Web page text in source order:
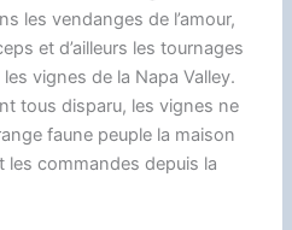
les vendanges de l’amour,
et d’ailleurs les tournages
vignes de la Napa Valley.
tous disparu, les vignes ne
faune peuple la maison
commandes depuis la